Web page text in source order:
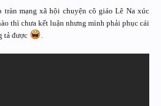
tràn mạng xã hội chuyện cô giáo Lê Na xúc
thì chưa kết luận nhưng mình phải phục cái
tả được
.